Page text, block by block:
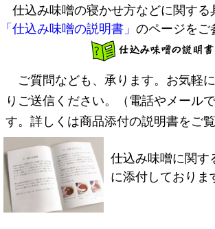
仕込み味噌の寝かせ方などに関する
「仕込み味噌の説明書」 のページをご
ご質問なども、承ります。お気軽に
りご送信ください。（電話やメール
す。詳しくは商品添付の説明書をご覧
仕込み味噌に関す
に添付しておりま